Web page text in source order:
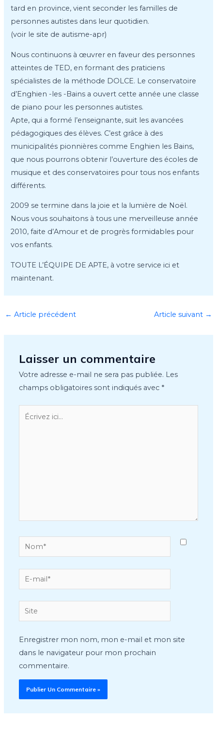
tard en province, vient seconder les familles de
personnes autistes dans leur quotidien.
(voir le site de autisme-apr)
Nous continuons à œuvrer en faveur des personnes
atteintes de TED, en formant des praticiens
spécialistes de la méthode DOLCE. Le conservatoire
d’Enghien -les -Bains a ouvert cette année une classe
de piano pour les personnes autistes.
Apte, qui a formé l’enseignante, suit les avancées
pédagogiques des élèves. C’est grâce à des
municipalités pionnières comme Enghien les Bains,
que nous pourrons obtenir l’ouverture des écoles de
musique et des conservatoires pour tous nos enfants
différents.
2009 se termine dans la joie et la lumière de Noël.
Nous vous souhaitons à tous une merveilleuse année
2010, faite d’Amour et de progrès formidables pour
vos enfants.
TOUTE L’ÉQUIPE DE APTE, à votre service ici et
maintenant.
← Article précédent Article suivant →
Laisser un commentaire
Votre adresse e-mail ne sera pas publiée. Les
champs obligatoires sont indiqués avec *
Écrivez
Nom*
E-
mail*
Site
Enregistrer mon nom, mon e-mail et mon site
dans le navigateur pour mon prochain
commentaire.